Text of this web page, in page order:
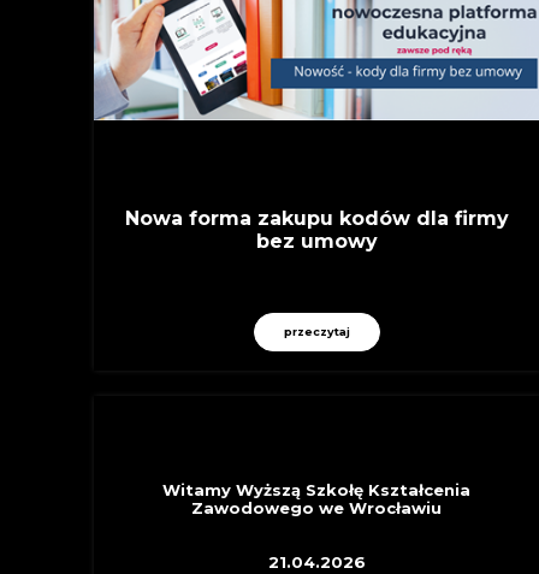
Nowa forma zakupu kodów dla firmy
bez umowy
przeczytaj
Witamy Wyższą Szkołę Kształcenia
Zawodowego we Wrocławiu
21.04.2026